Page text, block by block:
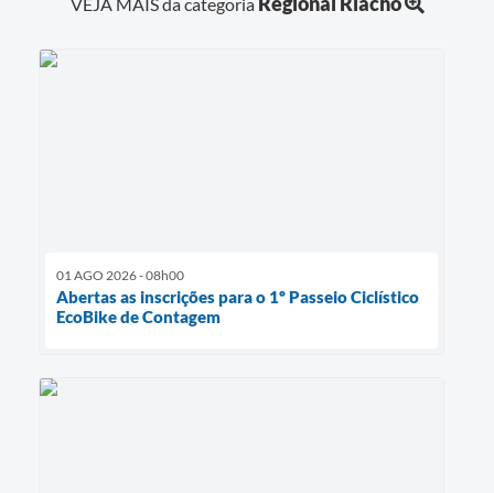
01 AGO 2026 - 08h00
Abertas as inscrições para o 1º Passeio Ciclístico
EcoBike de Contagem